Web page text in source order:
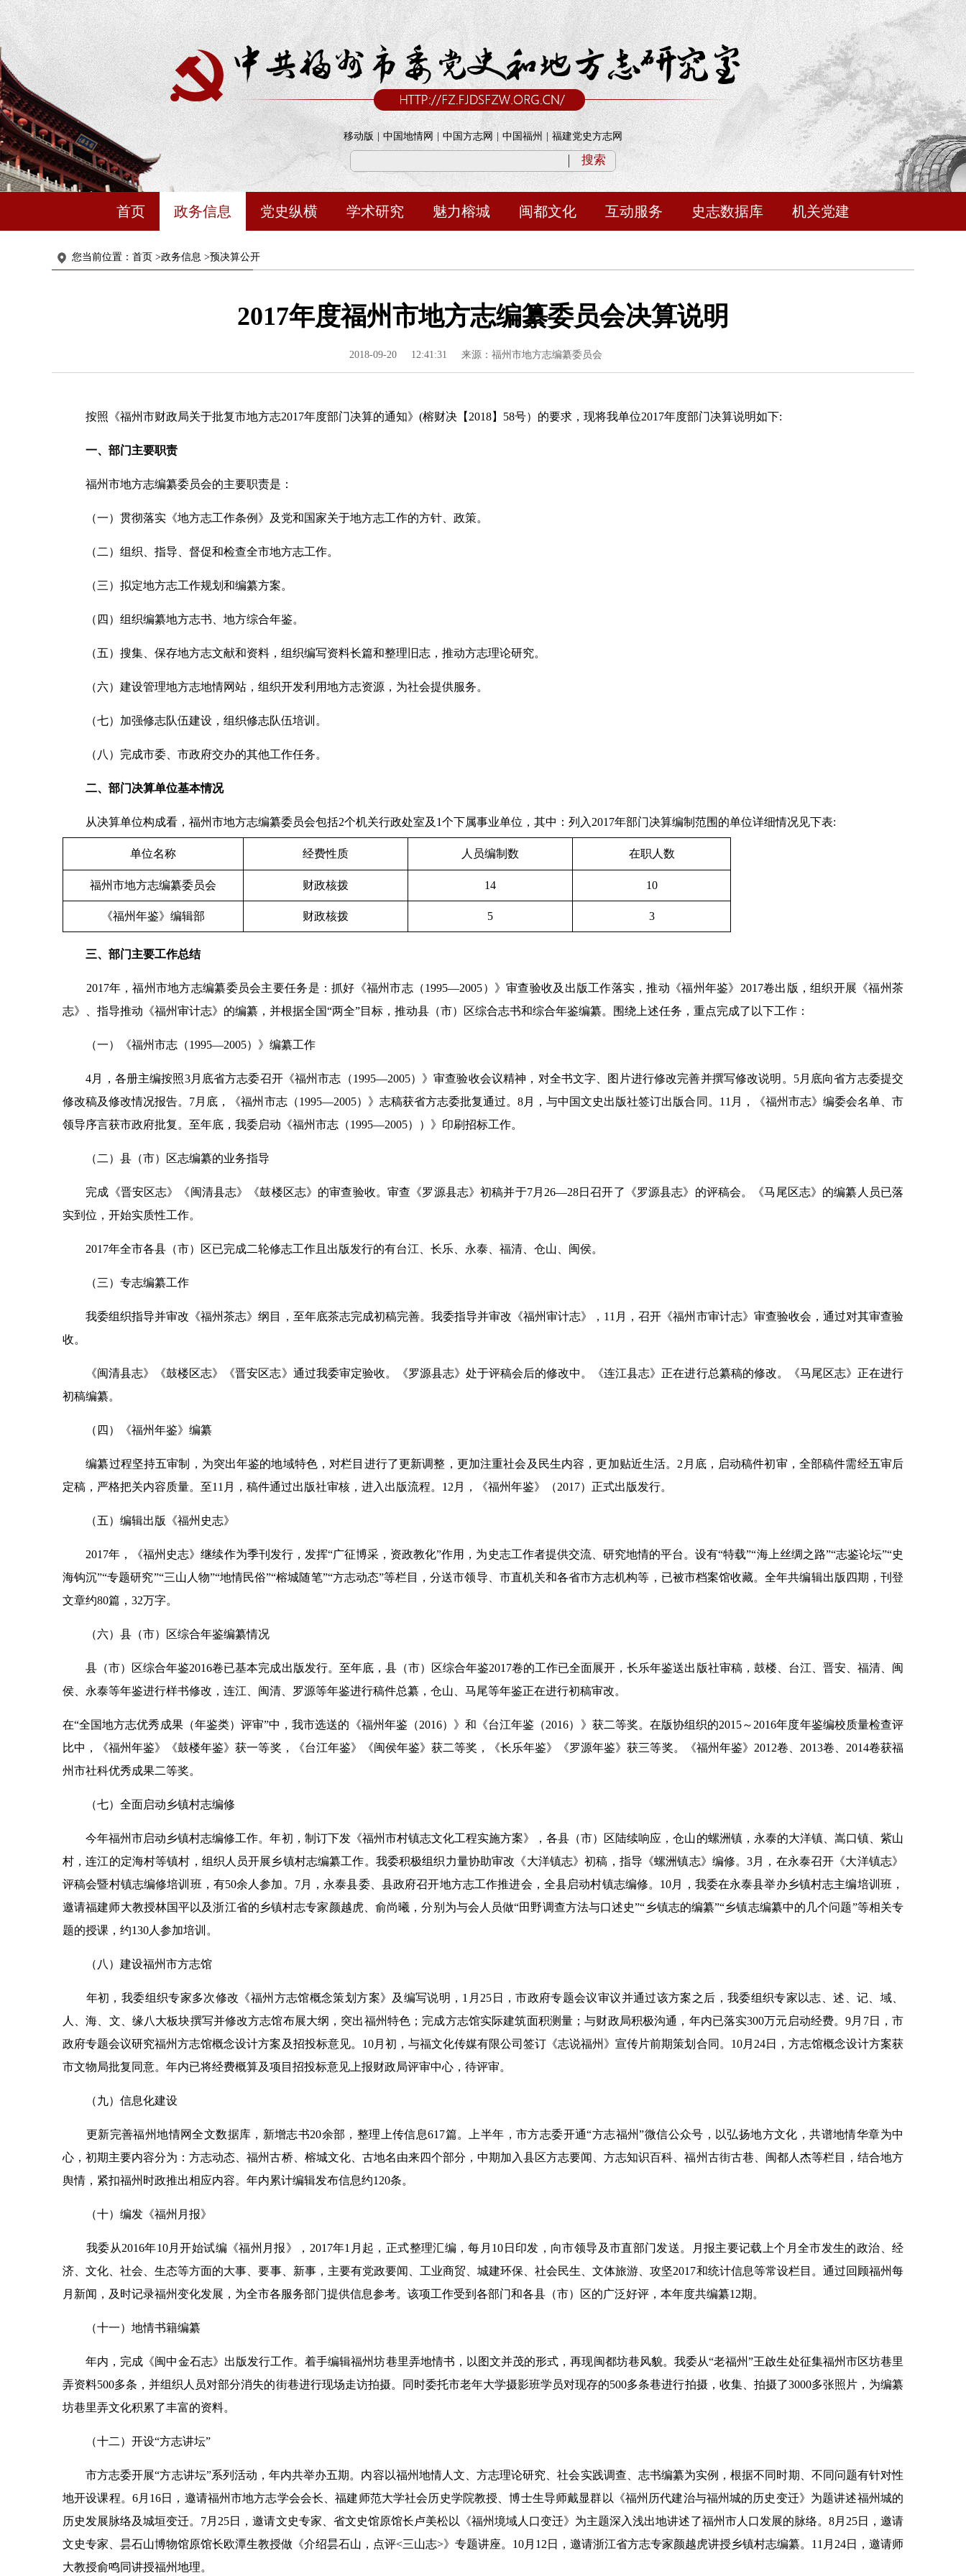
移动版 中国地情网 中国方志网 中国福州 福建党史方志网
搜索
首页 政务信息 党史纵横 学术研究 魅力榕城 闽都文化 互动服务 史志数据库 机关党建
您当前位置： 首页 >政务信息 >预决算公开
2017年度福州市地方志编纂委员会决算说明
2018-09-20 12:41:31 来源：福州市地方志编纂委员会
按照《福州市财政局关于批复市地方志2017年度部门决算的通知》(榕财决【2018】58号）的要求，现将我单位2017年度部门决算说明如下:
一、部门主要职责
福州市地方志编纂委员会的主要职责是：
（一）贯彻落实《地方志工作条例》及党和国家关于地方志工作的方针、政策。
（二）组织、指导、督促和检查全市地方志工作。
（三）拟定地方志工作规划和编纂方案。
（四）组织编纂地方志书、地方综合年鉴。
（五）搜集、保存地方志文献和资料，组织编写资料长篇和整理旧志，推动方志理论研究。
（六）建设管理地方志地情网站，组织开发利用地方志资源，为社会提供服务。
（七）加强修志队伍建设，组织修志队伍培训。
（八）完成市委、市政府交办的其他工作任务。
二、部门决算单位基本情况
从决算单位构成看，福州市地方志编纂委员会包括2个机关行政处室及1个下属事业单位，其中：列入2017年部门决算编制范围的单位详细情况见下表:
单位名称 经费性质 人员编制数 在职人数
福州市地方志编纂委员会 财政核拨 14 10
《福州年鉴》编辑部 财政核拨 5 3
三、部门主要工作总结
2017年，福州市地方志编纂委员会主要任务是：抓好《福州市志（1995—2005）》审查验收及出版工作落实，推动《福州年鉴》2017卷出版，组织开展《福州茶
志》、指导推动《福州审计志》的编纂，并根据全国“两全”目标，推动县（市）区综合志书和综合年鉴编纂。围绕上述任务，重点完成了以下工作：
（一）《福州市志（1995—2005）》编纂工作
4月，各册主编按照3月底省方志委召开《福州市志（1995—2005）》审查验收会议精神，对全书文字、图片进行修改完善并撰写修改说明。5月底向省方志委提交
修改稿及修改情况报告。7月底，《福州市志（1995—2005）》志稿获省方志委批复通过。8月，与中国文史出版社签订出版合同。11月，《福州市志》编委会名单、市
领导序言获市政府批复。至年底，我委启动《福州市志（1995—2005））》印刷招标工作。
（二）县（市）区志编纂的业务指导
完成《晋安区志》《闽清县志》《鼓楼区志》的审查验收。审查《罗源县志》初稿并于7月26—28日召开了《罗源县志》的评稿会。《马尾区志》的编纂人员已落
实到位，开始实质性工作。
2017年全市各县（市）区已完成二轮修志工作且出版发行的有台江、长乐、永泰、福清、仓山、闽侯。
（三）专志编纂工作
我委组织指导并审改《福州茶志》纲目，至年底茶志完成初稿完善。我委指导并审改《福州审计志》，11月，召开《福州市审计志》审查验收会，通过对其审查验
收。
《闽清县志》《鼓楼区志》《晋安区志》通过我委审定验收。《罗源县志》处于评稿会后的修改中。《连江县志》正在进行总纂稿的修改。《马尾区志》正在进行
初稿编纂。
（四）《福州年鉴》编纂
编纂过程坚持五审制，为突出年鉴的地域特色，对栏目进行了更新调整，更加注重社会及民生内容，更加贴近生活。2月底，启动稿件初审，全部稿件需经五审后
定稿，严格把关内容质量。至11月，稿件通过出版社审核，进入出版流程。12月，《福州年鉴》（2017）正式出版发行。
（五）编辑出版《福州史志》
2017年，《福州史志》继续作为季刊发行，发挥“广征博采，资政教化”作用，为史志工作者提供交流、研究地情的平台。设有“特载”“海上丝绸之路”“志鉴论坛”“史
海钩沉”“专题研究”“三山人物”“地情民俗”“榕城随笔”“方志动态”等栏目，分送市领导、市直机关和各省市方志机构等，已被市档案馆收藏。全年共编辑出版四期，刊登
文章约80篇，32万字。
（六）县（市）区综合年鉴编纂情况
县（市）区综合年鉴2016卷已基本完成出版发行。至年底，县（市）区综合年鉴2017卷的工作已全面展开，长乐年鉴送出版社审稿，鼓楼、台江、晋安、福清、闽
侯、永泰等年鉴进行样书修改，连江、闽清、罗源等年鉴进行稿件总纂，仓山、马尾等年鉴正在进行初稿审改。
在“全国地方志优秀成果（年鉴类）评审”中，我市选送的《福州年鉴（2016）》和《台江年鉴（2016）》获二等奖。在版协组织的2015～2016年度年鉴编校质量检查评
比中，《福州年鉴》《鼓楼年鉴》获一等奖，《台江年鉴》《闽侯年鉴》获二等奖，《长乐年鉴》《罗源年鉴》获三等奖。《福州年鉴》2012卷、2013卷、2014卷获福
州市社科优秀成果二等奖。
（七）全面启动乡镇村志编修
今年福州市启动乡镇村志编修工作。年初，制订下发《福州市村镇志文化工程实施方案》，各县（市）区陆续响应，仓山的螺洲镇，永泰的大洋镇、嵩口镇、紫山
村，连江的定海村等镇村，组织人员开展乡镇村志编纂工作。我委积极组织力量协助审改《大洋镇志》初稿，指导《螺洲镇志》编修。3月，在永泰召开《大洋镇志》
评稿会暨村镇志编修培训班，有50余人参加。7月，永泰县委、县政府召开地方志工作推进会，全县启动村镇志编修。10月，我委在永泰县举办乡镇村志主编培训班，
邀请福建师大教授林国平以及浙江省的乡镇村志专家颜越虎、俞尚曦，分别为与会人员做“田野调查方法与口述史”“乡镇志的编纂”“乡镇志编纂中的几个问题”等相关专
题的授课，约130人参加培训。
（八）建设福州市方志馆
年初，我委组织专家多次修改《福州方志馆概念策划方案》及编写说明，1月25日，市政府专题会议审议并通过该方案之后，我委组织专家以志、述、记、域、
人、海、文、缘八大板块撰写并修改方志馆布展大纲，突出福州特色；完成方志馆实际建筑面积测量；与财政局积极沟通，年内已落实300万元启动经费。9月7日，市
政府专题会议研究福州方志馆概念设计方案及招投标意见。10月初，与福文化传媒有限公司签订《志说福州》宣传片前期策划合同。10月24日，方志馆概念设计方案获
市文物局批复同意。年内已将经费概算及项目招投标意见上报财政局评审中心，待评审。
（九）信息化建设
更新完善福州地情网全文数据库，新增志书20余部，整理上传信息617篇。上半年，市方志委开通“方志福州”微信公众号，以弘扬地方文化，共谱地情华章为中
心，初期主要内容分为：方志动态、福州古桥、榕城文化、古地名由来四个部分，中期加入县区方志要闻、方志知识百科、福州古街古巷、闽都人杰等栏目，结合地方
舆情，紧扣福州时政推出相应内容。年内累计编辑发布信息约120条。
（十）编发《福州月报》
我委从2016年10月开始试编《福州月报》，2017年1月起，正式整理汇编，每月10日印发，向市领导及市直部门发送。月报主要记载上个月全市发生的政治、经
济、文化、社会、生态等方面的大事、要事、新事，主要有党政要闻、工业商贸、城建环保、社会民生、文体旅游、攻坚2017和统计信息等常设栏目。通过回顾福州每
月新闻，及时记录福州变化发展，为全市各服务部门提供信息参考。该项工作受到各部门和各县（市）区的广泛好评，本年度共编纂12期。
（十一）地情书籍编纂
年内，完成《闽中金石志》出版发行工作。着手编辑福州坊巷里弄地情书，以图文并茂的形式，再现闽都坊巷风貌。我委从“老福州”王啟生处征集福州市区坊巷里
弄资料500多条，并组织人员对部分消失的街巷进行现场走访拍摄。同时委托市老年大学摄影班学员对现存的500多条巷进行拍摄，收集、拍摄了3000多张照片，为编纂
坊巷里弄文化积累了丰富的资料。
（十二）开设“方志讲坛”
市方志委开展“方志讲坛”系列活动，年内共举办五期。内容以福州地情人文、方志理论研究、社会实践调查、志书编纂为实例，根据不同时期、不同问题有针对性
地开设课程。6月16日，邀请福州市地方志学会会长、福建师范大学社会历史学院教授、博士生导师戴显群以《福州历代建治与福州城的历史变迁》为题讲述福州城的
历史发展脉络及城垣变迁。7月25日，邀请文史专家、省文史馆原馆长卢美松以《福州境域人口变迁》为主题深入浅出地讲述了福州市人口发展的脉络。8月25日，邀请
文史专家、昙石山博物馆原馆长欧潭生教授做《介绍昙石山，点评<三山志>》专题讲座。10月12日，邀请浙江省方志专家颜越虎讲授乡镇村志编纂。11月24日，邀请师
大教授俞鸣同讲授福州地理。